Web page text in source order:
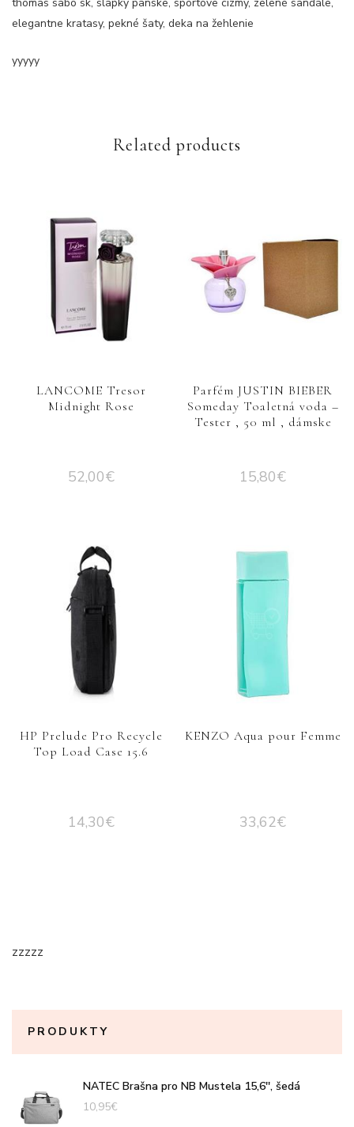
elegantne kratasy, pekné šaty, deka na žehlenie
yyyyy
Related products
LANCOME Tresor
Midnight Rose
52,00€
Parfém JUSTIN BIEBER
Someday Toaletná voda –
Tester , 50 ml , dámske
15,80€
HP Prelude Pro Recycle
Top Load Case 15.6
14,30€
KENZO Aqua pour Femme
33,62€
zzzzz
PRODUKTY
NATEC Brašna pro NB Mustela 15,6'', šedá
10,95€